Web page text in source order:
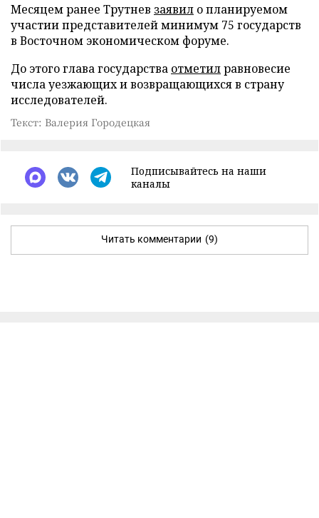
Месяцем ранее Трутнев заявил о планируемом
участии представителей минимум 75 государств
в Восточном экономическом форуме.
До этого глава государства отметилравновесие
числа уезжающих и возвращающихся в страну
исследователей.
Текст: Валерия Городецкая
Подписывайтесь на наши
каналы
Читать комментарии (9)